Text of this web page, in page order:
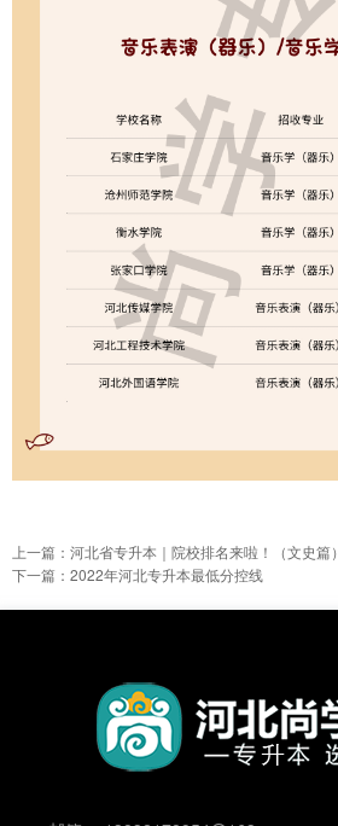
上一篇：河北省专升本｜院校排名来啦！（文史篇）
下一篇：2022年河北专升本最低分控线